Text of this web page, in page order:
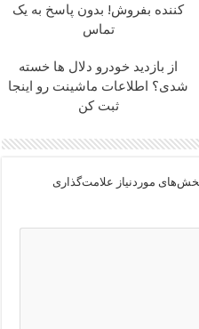
کننده بفروش! بدون پاسخ به یک
تماس
از بازدید خودرو دلال ها خسته
شدی؟ اطلاعات ماشینت رو اینجا
ثبت کن
موردنیاز علامت‌گذاری